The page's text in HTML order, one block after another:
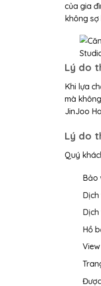
của gia
không
Lý do
Khi lựa
mà
JinJoo
Lý do
Quý
Bảo
Hồ